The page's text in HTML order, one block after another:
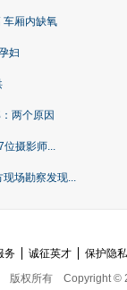
车厢内缺氧
妇
两个原因
位摄影师...
场勘察发现...
务 诚征英才
保护隐
版权所有 Copyright ©